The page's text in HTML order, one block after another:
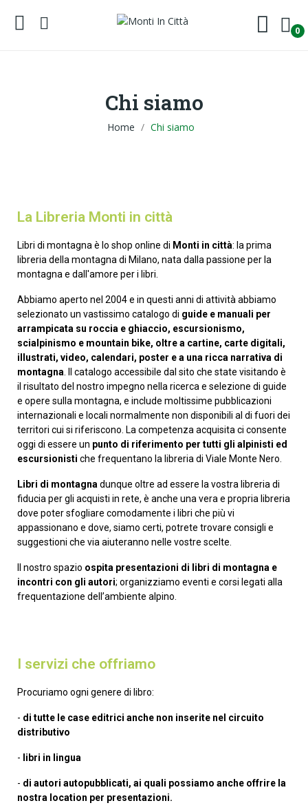
0
Chi siamo
Home Chi siamo
La Libreria Monti in città
Libri di montagna è lo shop online di Monti in città: la prima
libreria della montagna di Milano, nata dalla passione per la
montagna e dall'amore per i libri.
Abbiamo aperto nel 2004 e in questi anni di attività abbiamo
selezionato un vastissimo catalogo di guide e manuali per
arrampicata su roccia e ghiaccio, escursionismo,
scialpinismo e mountain bike, oltre a cartine, carte digitali,
illustrati, video, calendari, poster e a una ricca narrativa di
montagna . Il catalogo accessibile dal sito che state visitando è
il risultato del nostro impegno nella ricerca e selezione di guide
e opere sulla montagna, e include moltissime pubblicazioni
internazionali e locali normalmente non disponibili al di fuori dei
territori cui si riferiscono. La competenza acquisita ci consente
oggi di essere un punto di riferimento per tutti gli alpinisti ed
escursionisti che frequentano la libreria di Viale Monte Nero.
Libri di montagna dunque oltre ad essere la vostra libreria di
fiducia per gli acquisti in rete, è anche una vera e propria libreria
dove poter sfogliare comodamente i libri che più vi
appassionano e dove, siamo certi, potrete trovare consigli e
suggestioni che via aiuteranno nelle vostre scelte.
Il nostro spazio ospita presentazioni di libri di montagna e
incontri con gli autori; organizziamo eventi e corsi legati alla
frequentazione dell’ambiente alpino.
I servizi che offriamo
Procuriamo ogni genere di libro:
- di tutte le case editrici anche non inserite nel circuito
distributivo
- libri in lingua
- di autori autopubblicati, ai quali possiamo anche offrire la
nostra location per presentazioni.